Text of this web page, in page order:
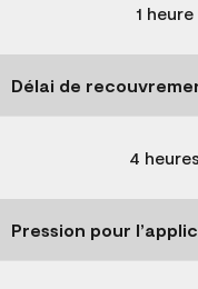
1 heure
Délai de
4 heures
Pression pour